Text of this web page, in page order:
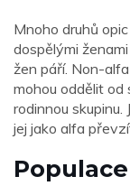
Mnoho druhů
dospělými
žen páří. Non-
mohou oddělit
rodinnou skupinu.
jej jako alfa